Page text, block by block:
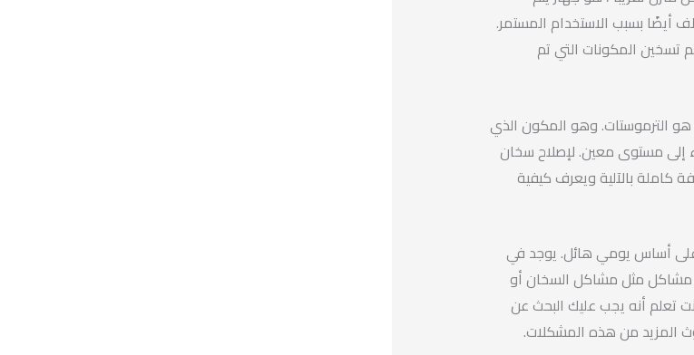
أيضًا بسبب الاستخدام المستمر.
تسخين المكونات التي تم
الترموستات. وهو المكون الذي
إلى مستوى معين. لإصلاح سخان
كاملة بالآلية ويعرف كيفية
أساس يومي هائل. يوجد في
مثل مشاكل السخان أو
تعلم أنه يجب عليك البحث عن
المزيد من هذه المشكلات.